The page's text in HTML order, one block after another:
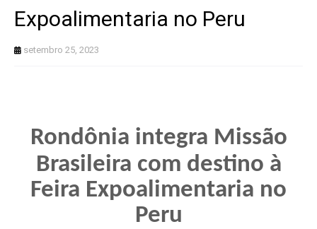
Expoalimentaria no Peru
setembro 25, 2023
Rondônia integra Missão
Brasileira com destino à
Feira Expoalimentaria no
Peru